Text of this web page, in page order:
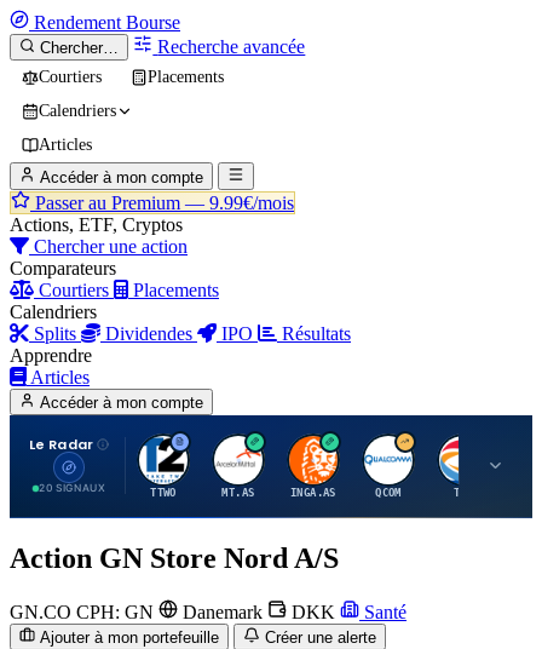
Rendement Bourse
Chercher… Recherche avancée
Courtiers
Placements
Calendriers
Articles
Accéder à mon compte
Passer au Premium — 9.99€/mois
Actions, ETF, Cryptos
Chercher une action
Comparateurs
Courtiers
Placements
Calendriers
Splits
Dividendes IPO
Résultats
Apprendre
Articles
Accéder à mon compte
Le Radar
20 SIGNAUX
T
TTWO
A
MT.AS
I
INGA.AS
Q
QCOM
T
TTE
Action GN Store Nord A/S
GN.CO CPH: GN Danemark DKK Santé
Ajouter à mon portefeuille Créer une alerte